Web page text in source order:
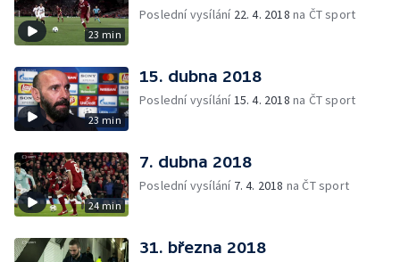
23 min
Poslední vysílání 22. 4. 2018 na ČT sport
23 min
15. dubna 2018
Poslední vysílání15. 4. 2018 na ČT sport
24 min
7. dubna 2018
Poslední vysílání 7. 4. 2018 na ČT sport
31. března 2018